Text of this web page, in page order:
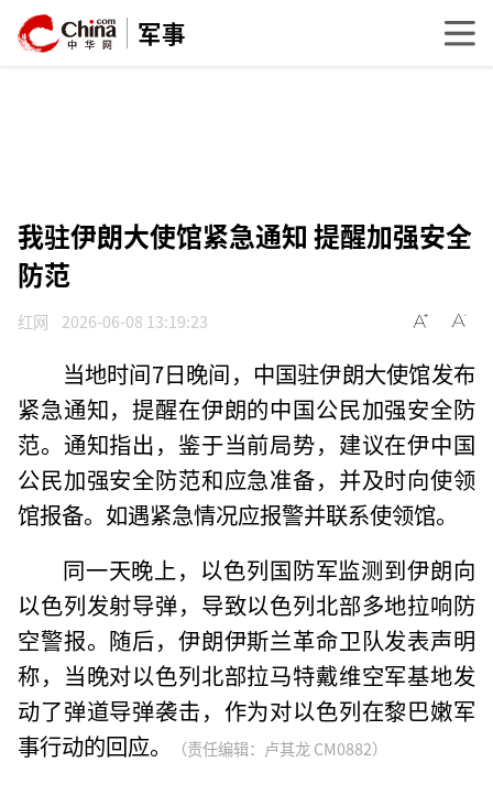
军事
我驻伊朗大使馆紧急通知 提醒加强安全
防范
红网 2026-06-08 13:19:23
当地时间7日晚间，中国驻伊朗大使馆发布
紧急通知，提醒在伊朗的中国公民加强安全防
范。通知指出，鉴于当前局势，建议在伊中国
公民加强安全防范和应急准备，并及时向使领
馆报备。如遇紧急情况应报警并联系使领馆。
同一天晚上，以色列国防军监测到伊朗向
以色列发射导弹，导致以色列北部多地拉响防
空警报。随后，伊朗伊斯兰革命卫队发表声明
称，当晚对以色列北部拉马特戴维空军基地发
动了弹道导弹袭击，作为对以色列在黎巴嫩军
事行动的回应。
（责任编辑：卢其龙 CM0882）